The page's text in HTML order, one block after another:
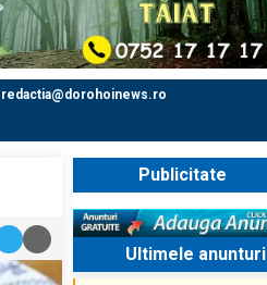
redactia@dorohoinews.ro
Publicitate
Ultimele anunturi